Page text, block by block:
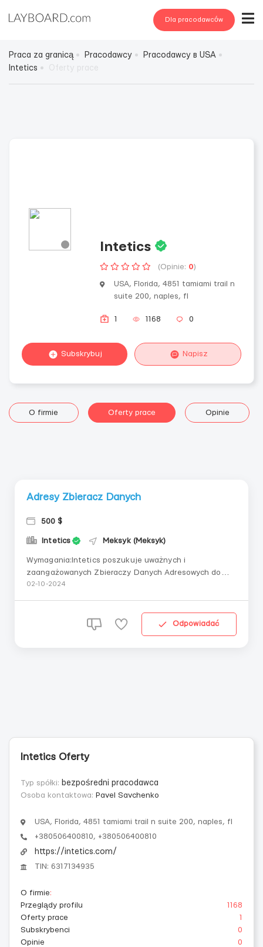
Dla pracodawców
Praca za granicą Pracodawcy
Pracodawcy в USA
Intetics
Intetics
(Opinie: 0)
USA, Florida, 4851 tamiami trail n
suite 200, naples, fl
1 1168 0
Subskrybuj Napisz
O firmie Oferty prace Opinie
Adresy Zbieracz Danych
500 $
Intetics Meksyk (Meksyk)
Wymagania:Intetics poszukuje uważnych i
zaangażowanych Zbieraczy Danych Adresowych do
naszego zespołu w Mexico City, Melbourne i Mumbaju.
wyznaczonych obszarach. Ta rola wymaga dużej
dbałości o szczegóły, ponieważ...
02-10-2024
Odpowiadać
Intetics Oferty
Typ spółki: bezpośredni pracodawca
Osoba kontaktowa: Pavel Savchenko
USA, Florida, 4851 tamiami trail n suite 200, naples, fl
+380506400810, +380506400810
https://intetics.com/
TIN: 6317134935
O firmie:
Przeglądy profilu
1168
Oferty prace
1
Subskrybenci
0
Opinie
0